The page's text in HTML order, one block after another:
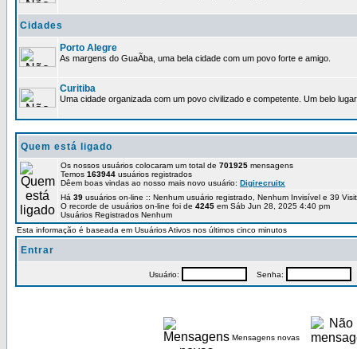
Cidades
Porto Alegre
As margens do GuaÃ­ba, uma bela cidade com um povo forte e amigo.
Curitiba
Uma cidade organizada com um povo civilizado e competente. Um belo
Quem está ligado
Os nossos usuários colocaram um total de 701925 mensagens
Temos 163944 usuários registrados
Dêem boas vindas ao nosso mais novo usuário: Digirecruitx
Há 39 usuários on-line :: Nenhum usuário registrado, Nenhum Invisível e 39
O recorde de usuários on-line foi de 4245 em Sáb Jun 28, 2025 4:40 pm
Usuários Registrados Nenhum
Esta informação é baseada em Usuários Ativos nos últimos cinco minutos
Entrar
Usuário: Senha:
Mensagens novas